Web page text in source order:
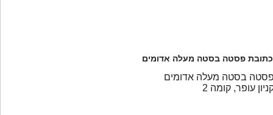
כתובת פסטה בסטה מעלה אדומים
בסטה מעלה אדומים
עופר, קומה 2